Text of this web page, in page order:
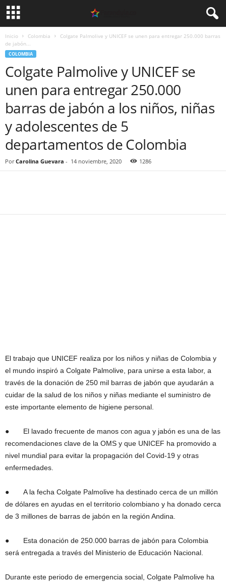
Inicio Colombia
Colgate Palmolive y UNICEF se unen para entregar 250.000 barras
de jabón...
COLOMBIA
Colgate Palmolive y UNICEF se
unen para entregar 250.000
barras de jabón a los niños, niñas
y adolescentes de 5
departamentos de Colombia
Por Carolina Guevara - 14 noviembre, 2020 1286
El trabajo que UNICEF realiza por los niños y niñas de Colombia y
el mundo inspiró a Colgate Palmolive, para unirse a esta labor, a
través de la donación de 250 mil barras de jabón que ayudarán a
cuidar de la salud de los niños y niñas mediante el suministro de
este importante elemento de higiene personal.
● El lavado frecuente de manos con agua y jabón es una de las
recomendaciones clave de la OMS y que UNICEF ha promovido a
nivel mundial para evitar la propagación del Covid-19 y otras
enfermedades.
● A la fecha Colgate Palmolive ha destinado cerca de un millón
de dólares en ayudas en el territorio colombiano y ha donado cerca
de 3 millones de barras de jabón en la región Andina.
● Esta donación de 250.000 barras de jabón para Colombia
será entregada a través del Ministerio de Educación Nacional.
Durante este periodo de emergencia social, Colgate Palmolive ha